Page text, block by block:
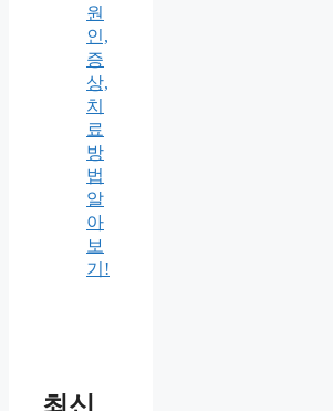
원
인,
증
상,
치
료
방
법
알
아
보
기!